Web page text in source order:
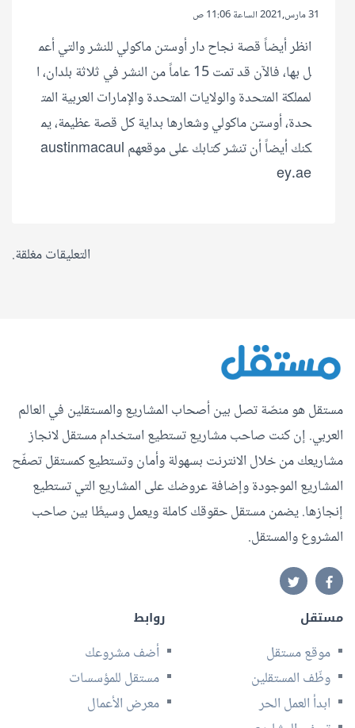
31 مارس,2021 الساعة 11:06 ص
انظر أيضاً قصة نجاح دار أوستن ماكولي للنشر والتي أعم
ل بها، فالآن قد تمت 15 عاماً من النشر في ثلاثة بلدان، ا
لمملكة المتحدة والولايات المتحدة والإمارات العربية المت
حدة، أوستن ماكولي وشعارها بداية كل قصة عظيمة، يم
كنك أيضاً أن تنشر كتابك على موقعهم austinmacaul
ey.ae
التعليقات مغلقة.
مستقل هو منصّة تصل بين أصحاب المشاريع والمستقلين في العالم
العربي. إن كنت صاحب مشاريع تستطيع استخدام مستقل لانجاز
مشاريعك من خلال الانترنت بسهولة وأمان وتستطيع كمستقل تصفّح
المشاريع الموجودة وإضافة عروضك على المشاريع التي تستطيع
إنجازها. يضمن مستقل حقوقك كاملة ويعمل وسيطًا بين صاحب
المشروع والمستقل.
مستقل
موقع مستقل
وظّف المستقلين
ابدأ العمل الحر
روابط
أضف مشروعك
مستقل للمؤسسات
معرض الأعمال